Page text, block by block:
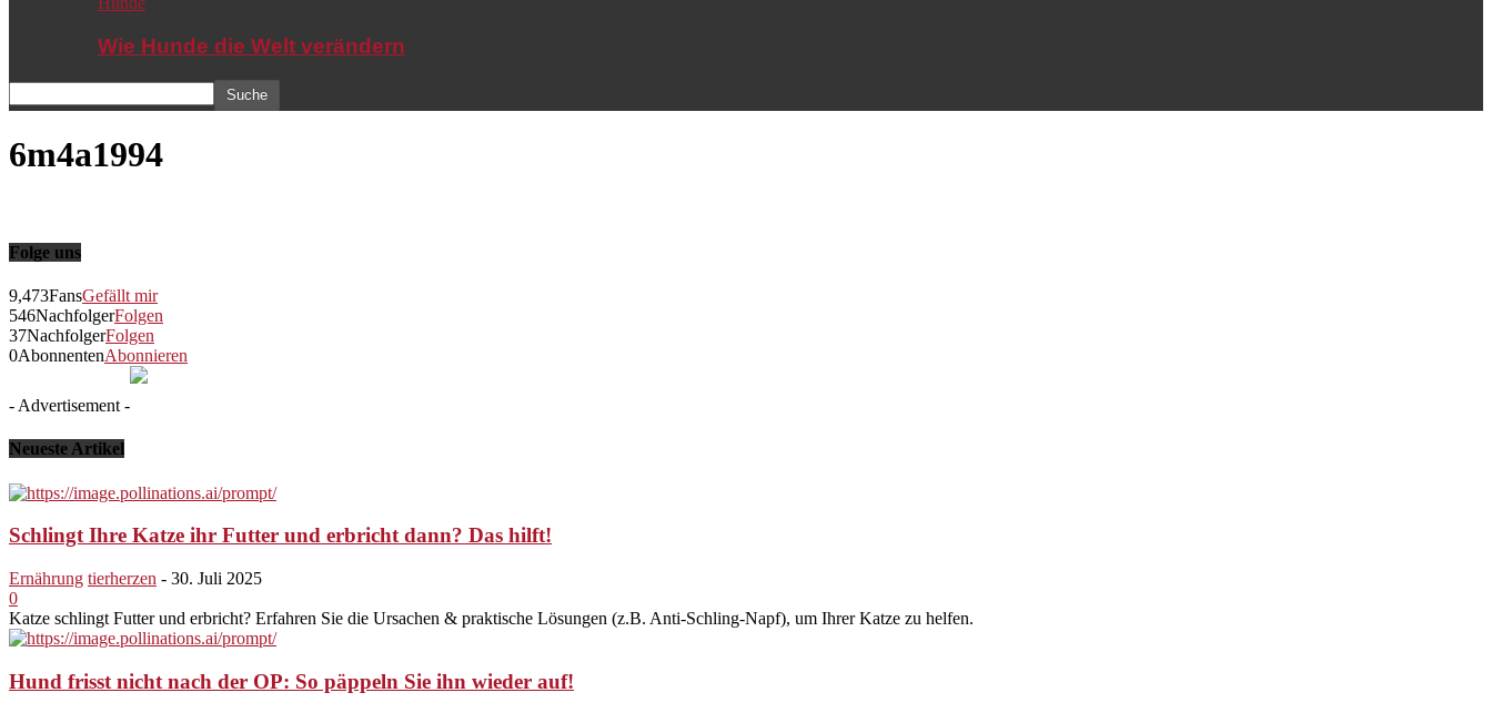
Wie Hunde die Welt verändern
6m4a1994
Folge uns
9,473FansGefällt mir
546NachfolgerFolgen
37NachfolgerFolgen
0AbonnentenAbonnieren
- Advertisement -
Neueste Artikel
Schlingt Ihre Katze ihr Futter und erbricht dann? Das hilft!
Ernährung tierherzen - 30. Juli 2025
0
Katze schlingt Futter und erbricht? Erfahren Sie die Ursachen & praktische Lösungen (z.B. Anti-Schling-Napf), um Ihrer Katze zu helfen.
Hund frisst nicht nach der OP: So päppeln Sie ihn wieder auf!